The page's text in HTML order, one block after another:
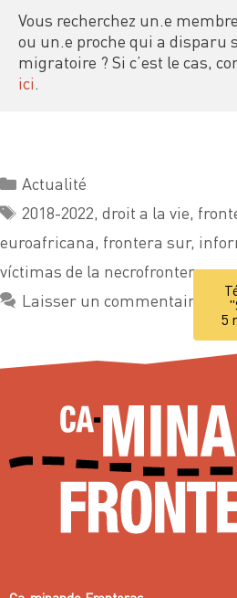
Vous recherchez un.e
ou un.e proche qui a disparu
ici.
Actualité
2018-2022, droit a la vie,
euroafricana, frontera sur,
víctimas de la necrofrontera
Laisser un commentaire
5